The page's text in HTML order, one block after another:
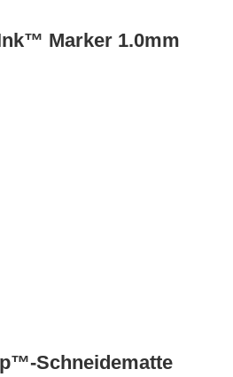
Marker 1.0mm
Schneidematte